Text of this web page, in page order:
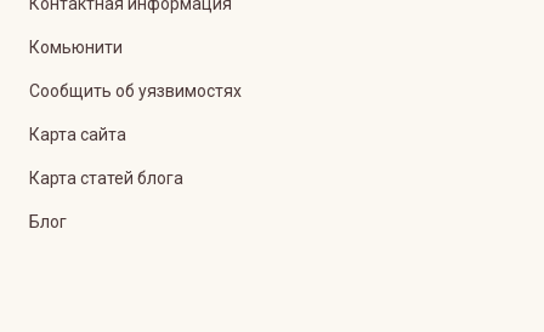
Комьюнити
Сообщить об уязвимостях
Карта сайта
Карта статей блога
Блог